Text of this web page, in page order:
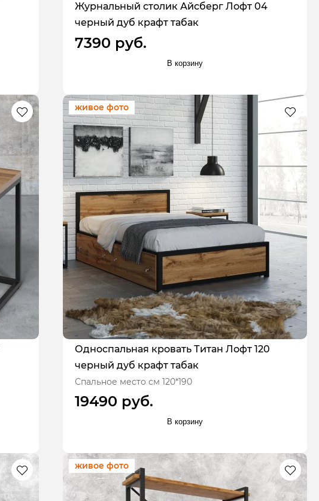
Журнальный столик Айсберг Лофт 04
черный дуб крафт табак
7390 руб.
В корзину
живое фото
Односпальная кровать Титан Лофт 120
черный дуб крафт табак
Спальное место см 120*190
19490 руб.
В корзину
живое фото